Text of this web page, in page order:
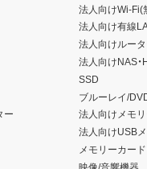
ー
法人向けWi-Fi(
法人向け有線
法人向けルー
法人向けNAS・
SSD
ブルーレイ/
法人向けメモリ
法人向けUSB
メモリーカー